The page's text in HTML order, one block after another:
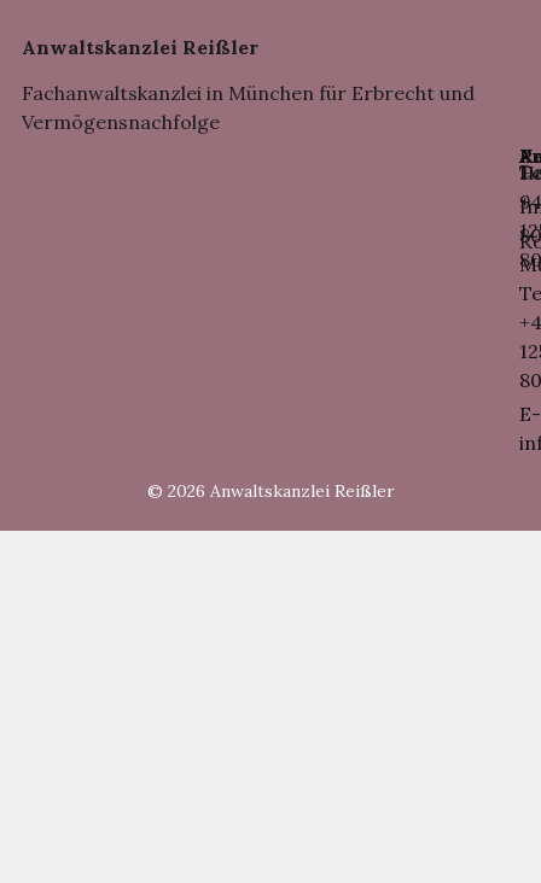
Anwaltskanzlei Reißler
Fachanwaltskanzlei in München für Erbrecht und
Vermögensnachfolge
9
© 2026 Anwaltskanzlei Reißler